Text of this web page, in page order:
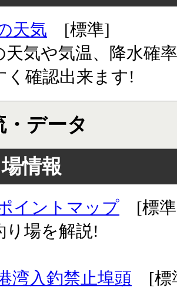
天気 [標準]
天気や気温、降水確
く確認出来ます!
・データ
情報
イントマップ [標
り場を解説!
湾入釣禁止埠頭 [標